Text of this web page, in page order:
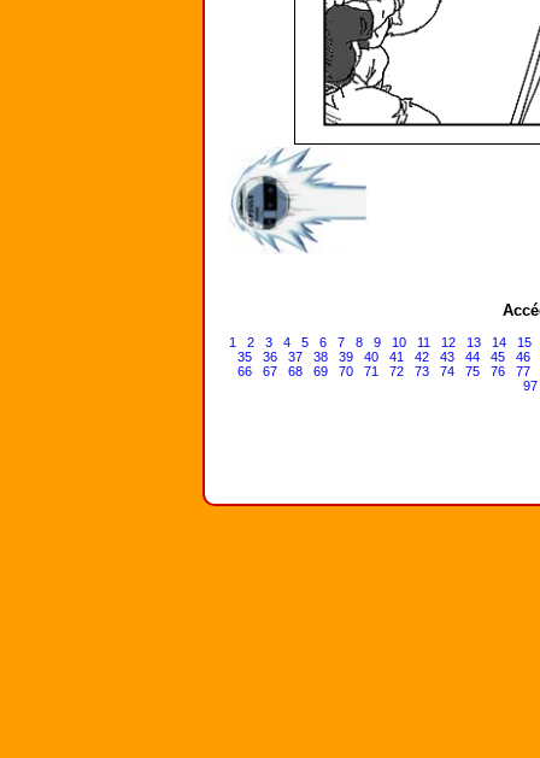
1 2 3 4 5 6 7 8 9 10 11 12 13 14
15
35
36 37 38 39 40 41 42 43 44 45
46
66
67 68 69 70 71 72 73 74 75 76
77
97